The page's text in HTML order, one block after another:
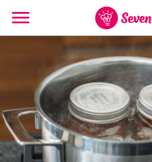
zur
Startseite